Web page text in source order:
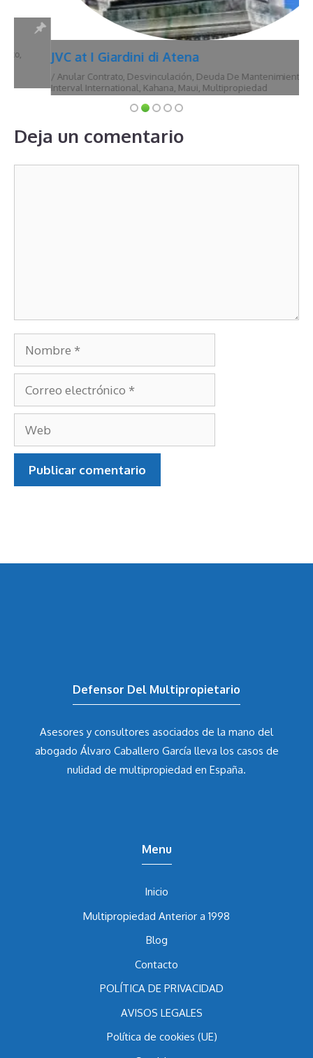
JVC at I Giardini di Atena
Anular Contrato ,Desvinculación,Deuda De Mantenimiento,Hawái,
Interval International,Kahana, Maui,Multipropiedad
Nombre
Correo
electrónico
Web
Asesores y consultores asociados de la mano del
abogado Álvaro Caballero Garcíalleva los casos de
Inicio
Multipropiedad Anterior a 1998
Blog
Contacto
POLÍTICA DE PRIVACIDAD
AVISOS LEGALES